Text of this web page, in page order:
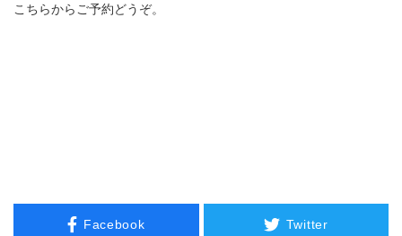
こちらからご予約どうぞ。
Facebook Twitter